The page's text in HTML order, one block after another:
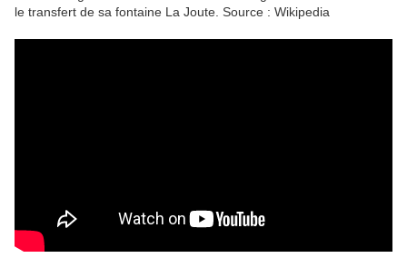
le transfert de sa fontaine La Joute. Source : Wikipedia